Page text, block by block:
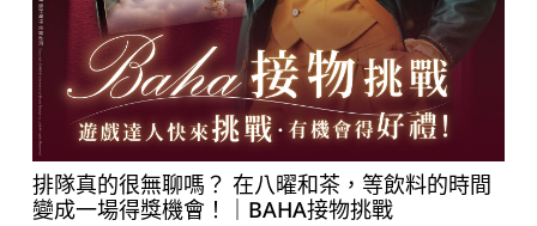
排隊真的很無聊嗎？ 在八曜和茶，等飲料的時間
變成一場得獎機會！｜BAHA接物挑戰